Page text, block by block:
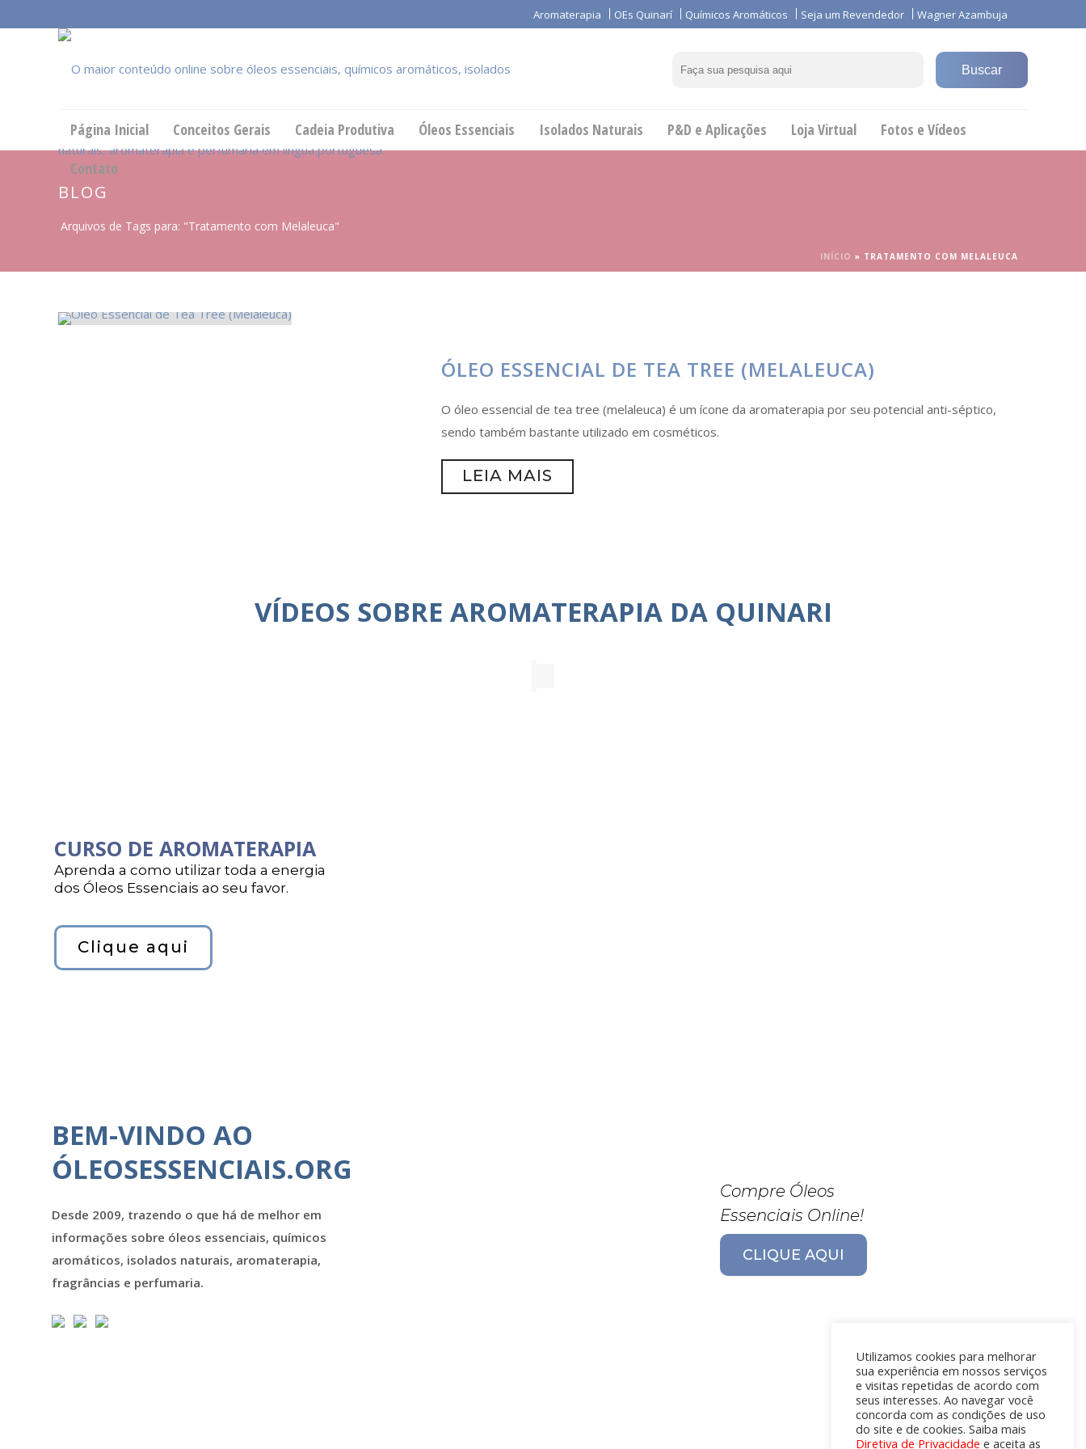
Aromaterapia OEs Quinarí Químicos Aromáticos Seja um Revendedor Wagner Azambuja
Página Inicial Conceitos Gerais Cadeia Produtiva Óleos Essenciais Isolados Naturais P&D e Aplicações Loja Virtual
Fotos e Vídeos
Contato
BLOG
Arquivos de Tags para: "Tratamento com Melaleuca"
INÍCIO » TRATAMENTO COM MELALEUCA
ÓLEO ESSENCIAL DE TEA TREE (MELALEUCA)
O óleo essencial de tea tree (melaleuca) é um ícone da aromaterapia por seu potencial anti-séptico,
sendo também bastante utilizado em cosméticos.
LEIA MAIS
VÍDEOS SOBRE AROMATERAPIA DA QUINARI
CURSO DE AROMATERAPIA
Aprenda a como utilizar toda a energia
dos Óleos Essenciais ao seu favor.
Clique aqui
BEM-VINDO AO
ÓLEOSESSENCIAIS.ORG
Desde 2009, trazendo o que há de melhor em
informações sobre óleos essenciais, químicos
aromáticos, isolados naturais, aromaterapia,
fragrâncias e perfumaria.
Compre Óleos
Essenciais Online!
CLIQUE AQUI
Utilizamos cookies para melhorar
sua experiência em nossos serviços
e visitas repetidas de acordo com
seus interesses. Ao navegar você
concorda com as condições de uso
do site e de cookies. Saiba mais
Diretiva de Privacidade e aceita as